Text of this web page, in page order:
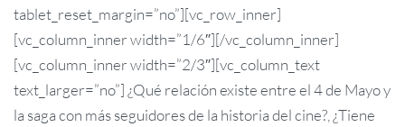
tablet_reset_margin=”no”][vc_row_inner]
[vc_column_inner width=”1/6″][/vc_column_inner]
[vc_column_inner width=”2/3″][vc_column_text
text_larger=”no”] ¿Qué relación existe entre el 4 de Mayo y
la saga con más seguidores de la historia del cine?, ¿Tiene